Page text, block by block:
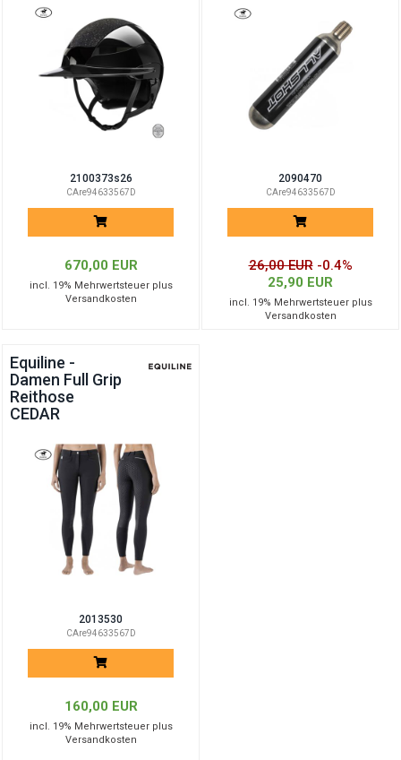
2100373s26
CAre94633567D
670,00 EUR
incl. 19% Mehrwertsteuer plus
Versandkosten
2090470
CAre94633567D
26,00 EUR -0.4%
25,90 EUR
incl. 19% Mehrwertsteuer plus
Versandkosten
Equiline -
Damen Full Grip
Reithose
CEDAR
2013530
CAre94633567D
160,00 EUR
incl. 19% Mehrwertsteuer plus
Versandkosten